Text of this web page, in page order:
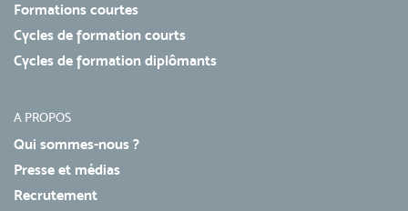
Formations courtes
Cycles de formation courts
Cycles de formation diplômants
A PROPOS
Qui sommes-nous ?
Presse et médias
Recrutement